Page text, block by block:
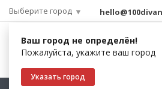
Выберите город
Ваш город не определён!
Пожалуйста, укажите ваш город
Указать город